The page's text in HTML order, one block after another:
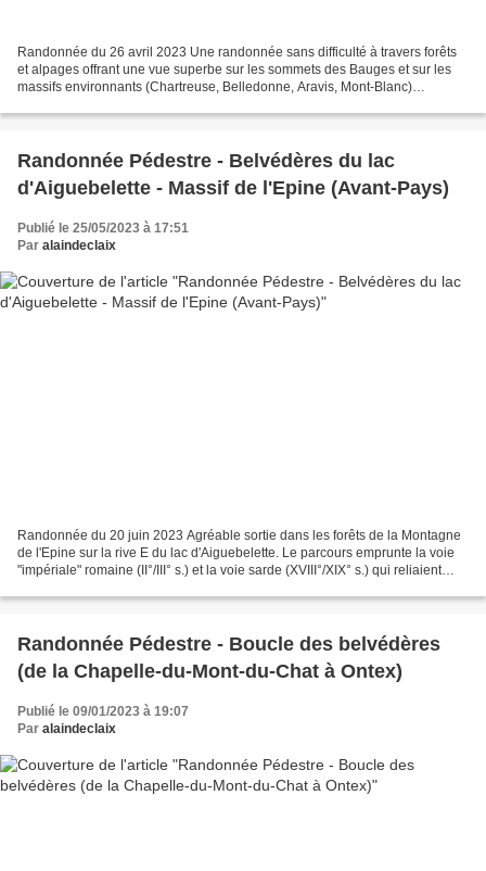
Randonnée du 26 avril 2023 Une randonnée sans difficulté à travers forêts
et alpages offrant une vue superbe sur les sommets des Bauges et sur les
massifs environnants (Chartreuse, Belledonne, Aravis, Mont-Blanc)
Randonnée Pédestre - Belvédères du lac
d'Aiguebelette - Massif de l'Epine (Avant-Pays)
Publié le 25/05/2023 à 17:51
Par alaindeclaix
Randonnée du 20 juin 2023 Agréable sortie dans les forêts de la Montagne
de l'Epine sur la rive E du lac d'Aiguebelette. Le parcours emprunte la voie
"impériale" romaine (II°/III° s.) et la voie sarde (XVIII°/XIX° s.) qui reliaient
Randonnée Pédestre - Boucle des belvédères
(de la Chapelle-du-Mont-du-Chat à Ontex)
Publié le 09/01/2023 à 19:07
Par alaindeclaix